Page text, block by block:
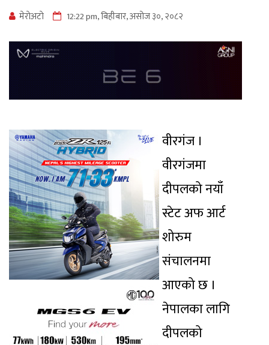
मेराेअटाे 12:22 pm, बिहीबार, असोज ३०, २०८२
वीरगंज ।
वीरगंजमा
दीपलको नयाँ
स्टेट अफ आर्ट
शोरुम
संचालनमा
आएको छ ।
नेपालका लागि
दीपलको